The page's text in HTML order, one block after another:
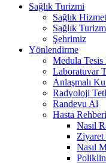
Sağlık Turizmi
Sağlık
Sağlık
Şehrimiz
Yönlendirme
Medula Tesis
Laboratuvar
Anlaşmalı
Radyoloji
Randevu Al
Hasta Rehberi
Nasıl
Ziyaret
Nasıl